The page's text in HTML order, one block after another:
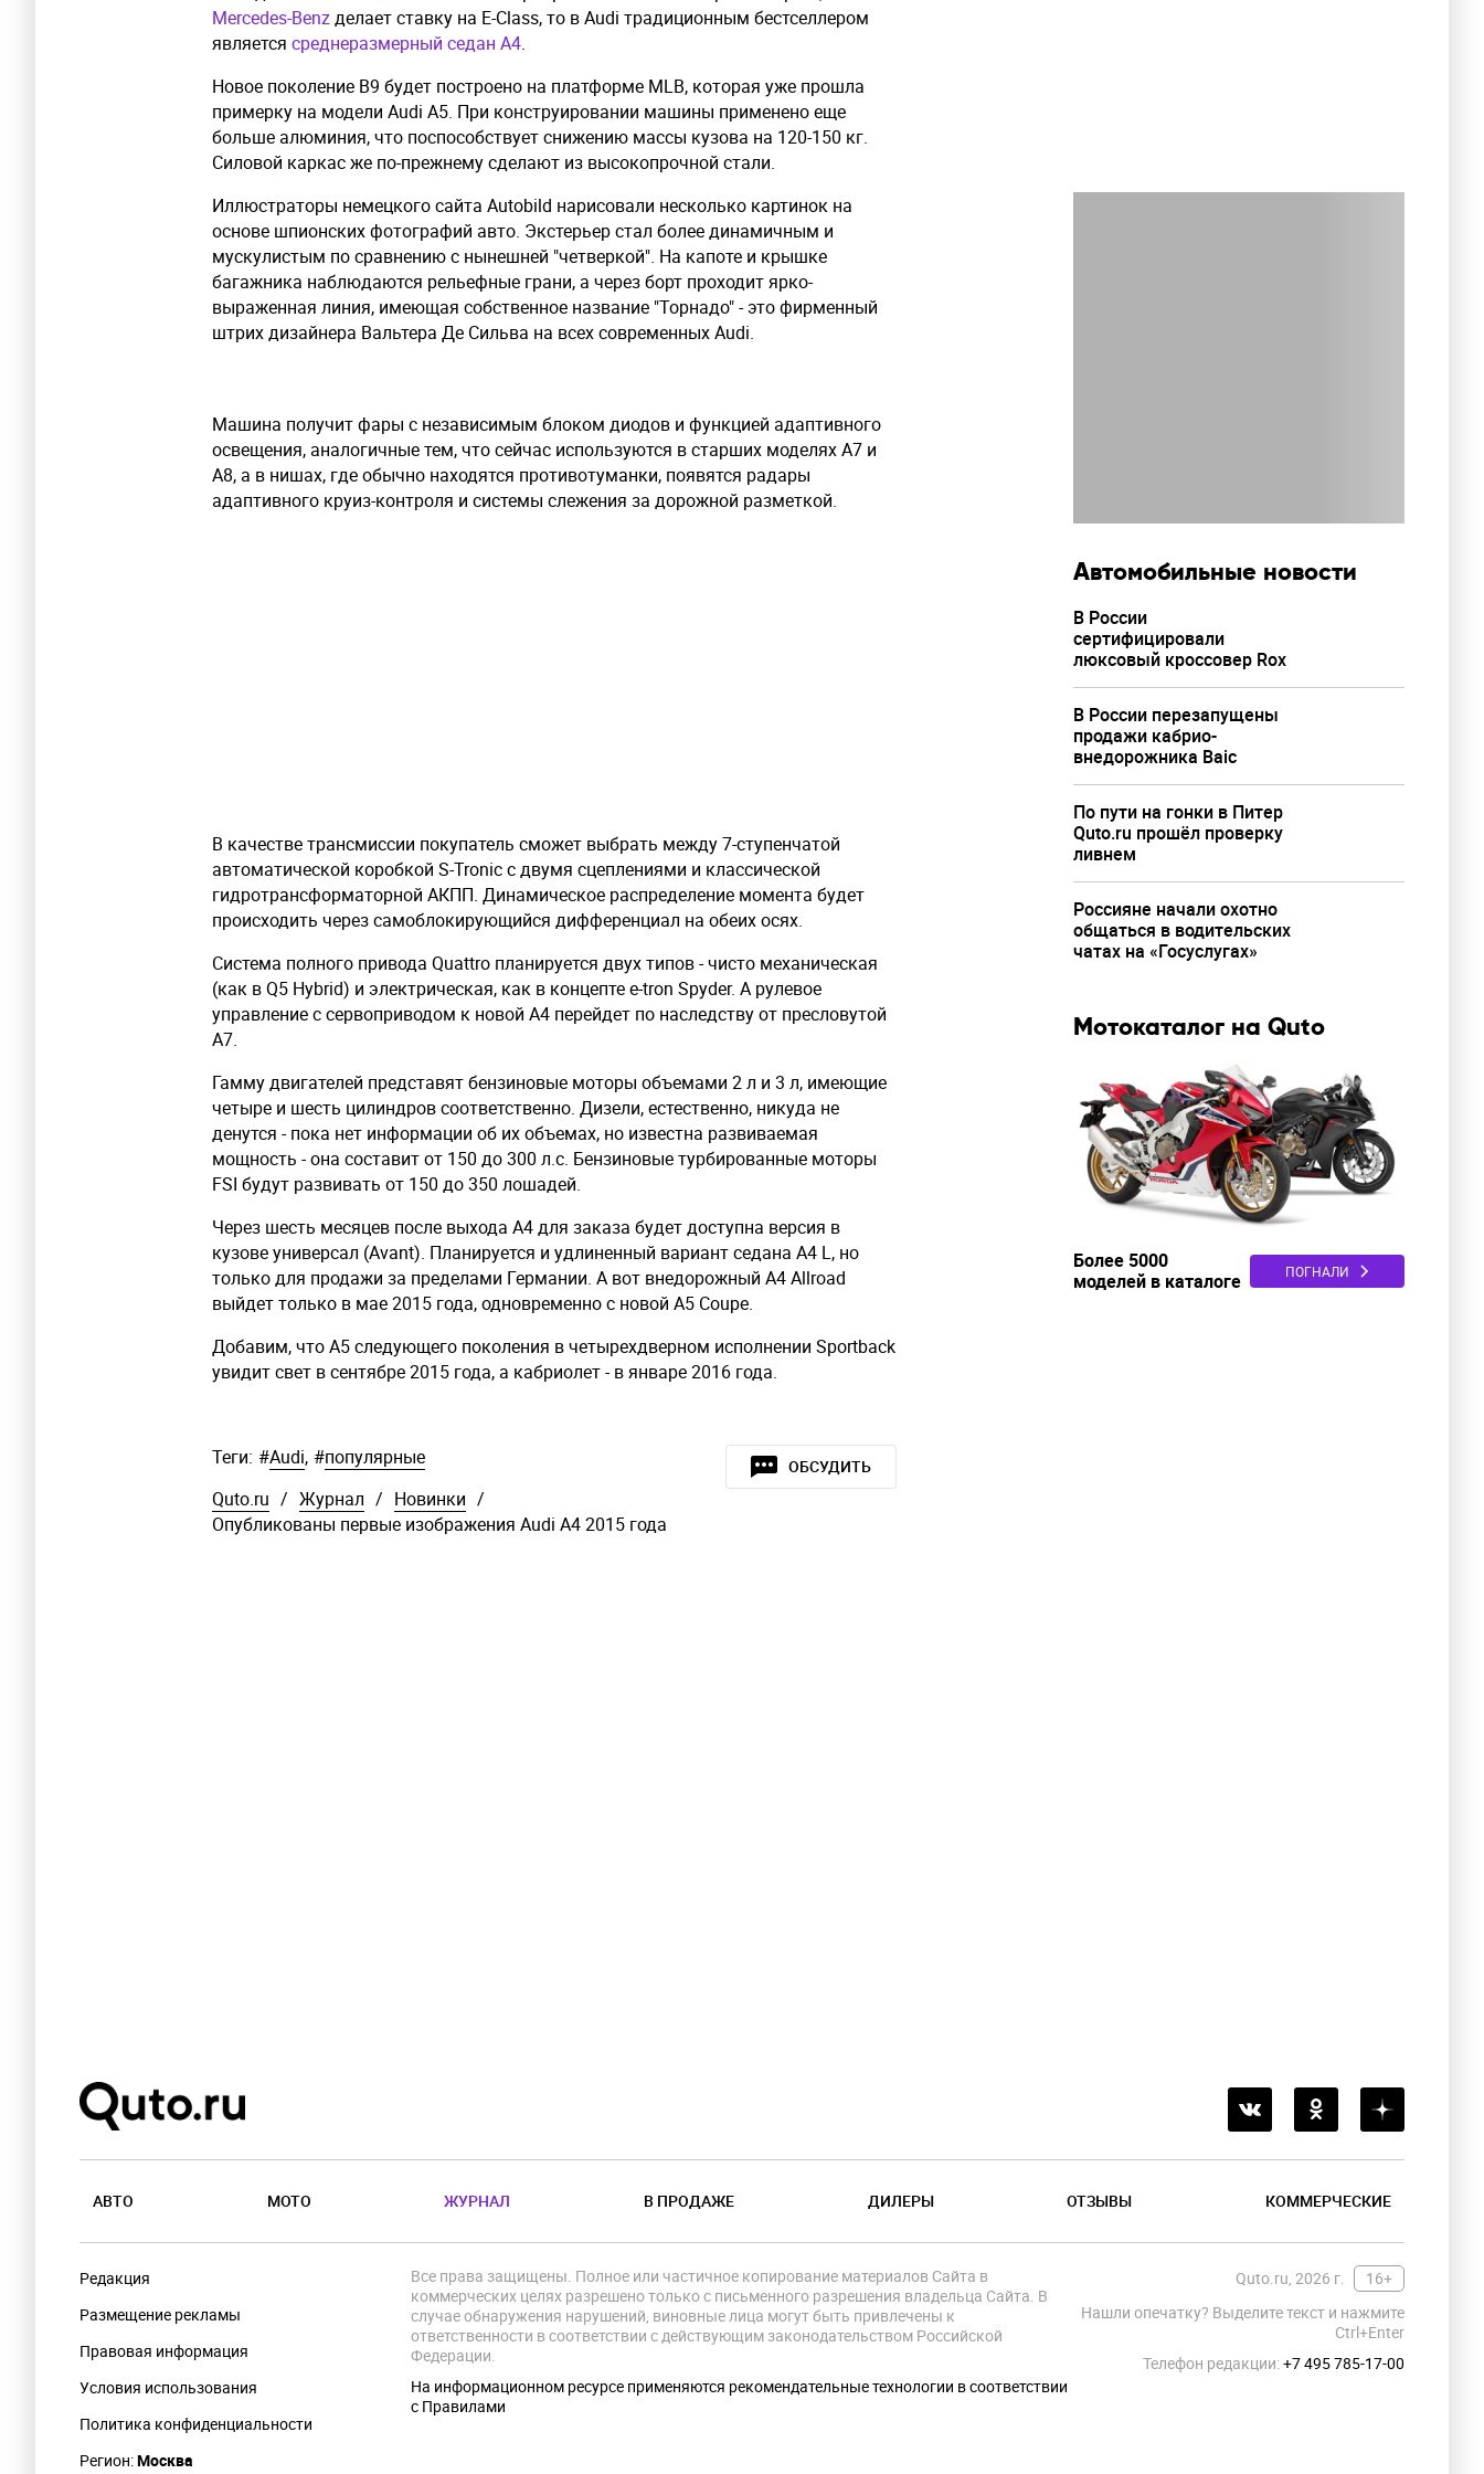
Mercedes-Benzделает ставку на E-Class, то в Audi традиционным бестселлером
является среднеразмерный седан A4.
Новое поколение B9 будет построено на платформе MLB, которая уже прошла
примерку на модели Audi A5. При конструировании машины применено еще
больше алюминия, что поспособствует снижению массы кузова на 120-150 кг.
Силовой каркас же по-прежнему сделают из высокопрочной стали.
Иллюстраторы немецкого сайта Autobild нарисовали несколько картинок на
основе шпионских фотографий авто. Экстерьер стал более динамичным и
мускулистым по сравнению с нынешней "четверкой". На капоте и крышке
багажника наблюдаются рельефные грани, а через борт проходит ярко-
выраженная линия, имеющая собственное название "Торнадо" - это фирменный
штрих дизайнера Вальтера Де Сильва на всех современных Audi.
Машина получит фары с независимым блоком диодов и функцией адаптивного
освещения, аналогичные тем, что сейчас используются в старших моделях A7 и
A8, а в нишах, где обычно находятся противотуманки, появятся радары
адаптивного круиз-контроля и системы слежения за дорожной разметкой.
В качестве трансмиссии покупатель сможет выбрать между 7-ступенчатой
автоматической коробкой S-Tronic с двумя сцеплениями и классической
гидротрансформаторной АКПП. Динамическое распределение момента будет
происходить через самоблокирующийся дифференциал на обеих осях.
Система полного привода Quattro планируется двух типов - чисто механическая
(как в Q5 Hybrid) и электрическая, как в концепте e-tron Spyder. А рулевое
управление с сервоприводом к новой A4 перейдет по наследству от пресловутой
A7.
Гамму двигателей представят бензиновые моторы объемами 2 л и 3 л, имеющие
четыре и шесть цилиндров соответственно. Дизели, естественно, никуда не
денутся - пока нет информации об их объемах, но известна развиваемая
мощность - она составит от 150 до 300 л.с. Бензиновые турбированные моторы
FSI будут развивать от 150 до 350 лошадей.
Через шесть месяцев после выхода A4 для заказа будет доступна версия в
кузове универсал (Avant). Планируется и удлиненный вариант седана A4 L, но
только для продажи за пределами Германии. А вот внедорожный A4 Allroad
выйдет только в мае 2015 года, одновременно с новой A5 Coupe.
Добавим, что A5 следующего поколения в четырехдверном исполнении Sportback
увидит свет в сентябре 2015 года, а кабриолет - в январе 2016 года.
ОБСУДИТЬ
Теги: #Audi, #популярные
Quto.ru / Журнал / Новинки /
Опубликованы первые изображения Audi A4 2015 года
Автомобильные новости
В России
сертифицировали
люксовый кроссовер Rox
В России перезапущены
продажи кабрио-
внедорожника Baic
По пути на гонки в Питер
Quto.ru прошёл проверку
ливнем
Россияне начали охотно
общаться в водительских
чатах на «Госуслугах»
Мотокаталог на Quto
Более 5000
моделей в каталоге
ПОГНАЛИ
АВТО МОТО ЖУРНАЛ В ПРОДАЖЕ ДИЛЕРЫ ОТЗЫВЫ КОММЕРЧЕСКИЕ
Редакция
Размещение рекламы
Правовая информация
Условия использования
Политика конфиденциальности
Регион:Москва
Quto.ru, 2026 г.
16+
Нашли опечатку? Выделите текст и нажмите
Ctrl+Enter
Телефон редакции:+7 495 785-17-00
Все права защищены. Полное или частичное копирование материалов Сайта в
коммерческих целях разрешено только с письменного разрешения владельца Сайта. В
случае обнаружения нарушений, виновные лица могут быть привлечены к
ответственности в соответствии с действующим законодательством Российской
Федерации.
На информационном ресурсе применяются рекомендательные технологии в соответствии
с Правилами